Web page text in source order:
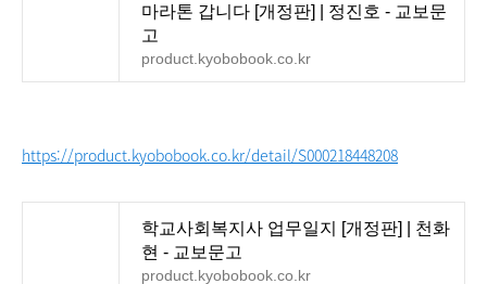
마라톤 갑니다 [개정판] | 정진호 - 교보문
고
product.kyobobook.co.kr
https://product.kyobobook.co.kr/detail/S000218448208
학교사회복지사 업무일지 [개정판] | 천화
현 - 교보문고
product.kyobobook.co.kr